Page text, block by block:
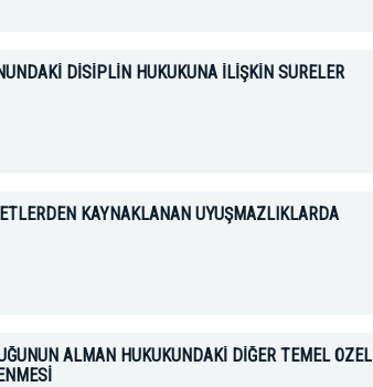
DİSİPLİN HUKUKUNA İLİŞKİN SÜRELER
KAYNAKLANAN UYUŞMAZLIKLARDA
ALMAN HUKUKUNDAKİ DİĞER TEMEL ÖZEL